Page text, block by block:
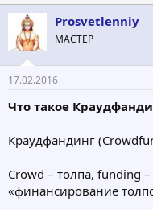
т
о
р
т
е
м
т
а
ч
а
Prosvetlenniy
МАСТЕР
17.02.2016
Что такое
Краудфандинг
Crowd – толпа, funding
«финансирование